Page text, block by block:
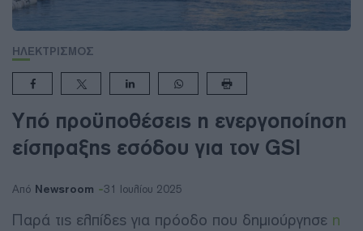
ΗΛΕΚΤΡΙΣΜΟΣ
Υπό προϋποθέσεις η ενεργοποίηση
είσπραξης εσόδου για τον GSI
Από Newsroom 31 Ιουλίου 2025
Παρά τις ελπίδες για πρόοδο που δημιούργησε η